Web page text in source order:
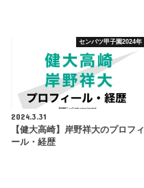
センバツ甲子園2024年
2024.3.31
【健大高崎】岸野祥大のプロフィ
ール・経歴